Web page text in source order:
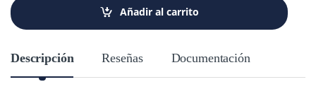
i
d
Añadir al carrito
Descripción Reseñas Documentación